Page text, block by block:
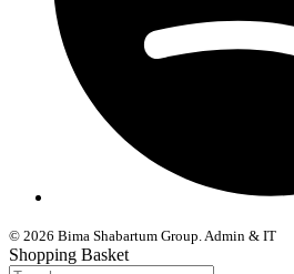
© 2026 Bima Shabartum Group. Admin & IT
Shopping Basket